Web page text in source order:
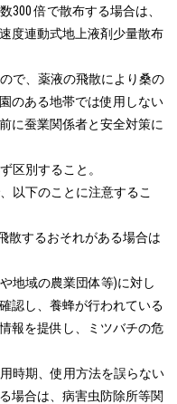
300 倍で散布する場合は、
度連動式地上液剤少量散布
で、薬液の飛散により桑の
のある地帯では使用しない
に蚕業関係者と安全対策に
区別すること。
以下のことに注意するこ
散するおそれがある場合は
地域の農業団体等)に対し
認し、養蜂が行われている
報を提供し、ミツバチの危
時期、使用方法を誤らない
場合は、病害虫防除所等関